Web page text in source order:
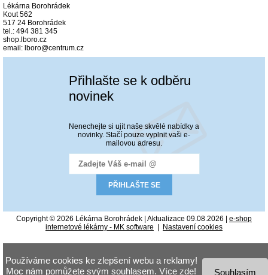
Lékárna Borohrádek
Kout 562
517 24 Borohrádek
tel.: 494 381 345
shop.lboro.cz
email: lboro@centrum.cz
Přihlašte se k odběru
novinek
Nenechejte si ujít naše skvělé nabídky a
novinky. Stačí pouze vyplnit vaši e-
mailovou adresu.
Copyright © 2026 Lékárna Borohrádek | Aktualizace 09.08.2026 | e-shop
internetové lékárny - MK software
Nastavení cookies
Souhlasím
Používáme cookies ke zlepšení webu a reklamy!
Moc nám pomůžete svým souhlasem. Více zde!